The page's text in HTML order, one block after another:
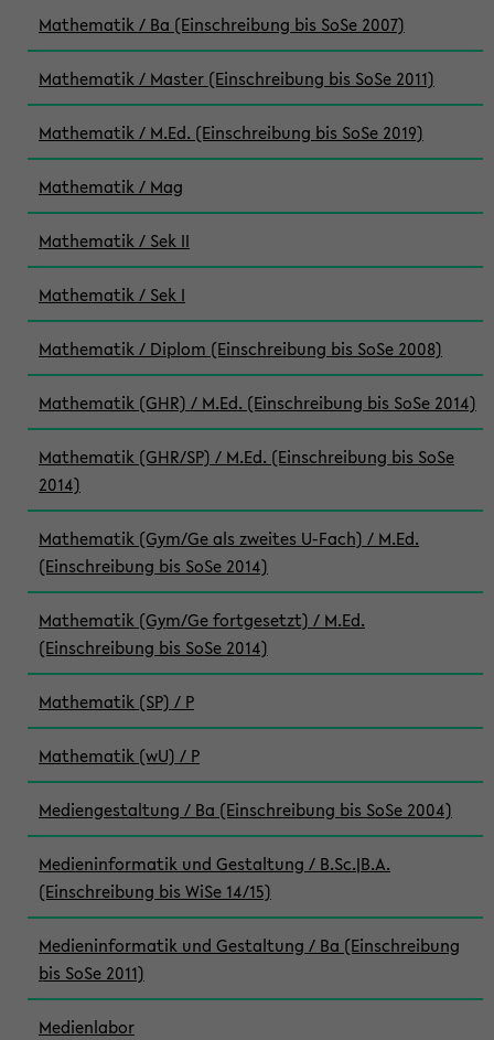
Mathematik / Ba (Einschreibung bis SoSe 2007)
Mathematik / Master (Einschreibung bis SoSe 2011)
Mathematik / M.Ed. (Einschreibung bis SoSe 2019)
Mathematik / Mag
Mathematik / Sek II
Mathematik / Sek I
Mathematik / Diplom (Einschreibung bis SoSe 2008)
Mathematik (GHR) / M.Ed. (Einschreibung bis SoSe 2014)
Mathematik (GHR/SP) / M.Ed. (Einschreibung bis SoSe
2014)
Mathematik (Gym/Ge als zweites U-Fach) / M.Ed.
(Einschreibung bis SoSe 2014)
Mathematik (Gym/Ge fortgesetzt) / M.Ed.
(Einschreibung bis SoSe 2014)
Mathematik (SP) / P
Mathematik (wU) / P
Mediengestaltung / Ba (Einschreibung bis SoSe 2004)
Medieninformatik und Gestaltung / B.Sc.|B.A.
(Einschreibung bis WiSe 14/15)
Medieninformatik und Gestaltung / Ba (Einschreibung
bis SoSe 2011)
Medienlabor